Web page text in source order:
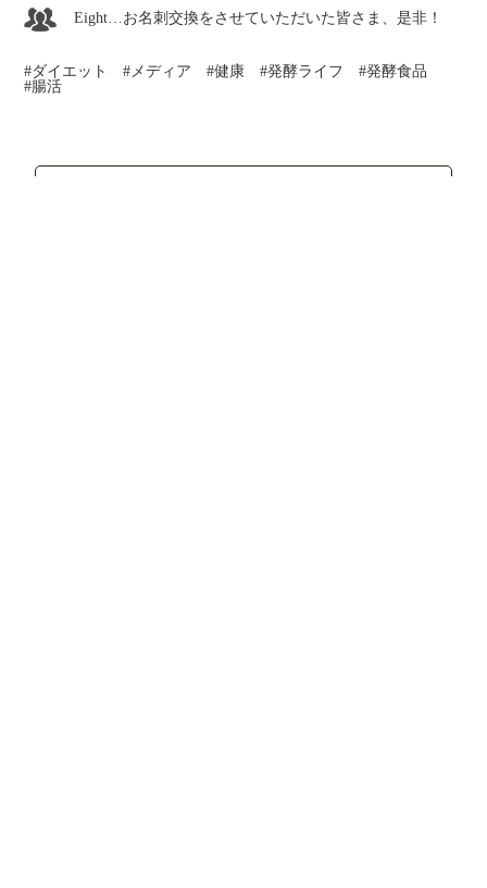
Eight…お名刺交換をさせていただいた皆さま、是非！
ダイエット メディア 健康 発酵ライフ
発酵食品
腸活